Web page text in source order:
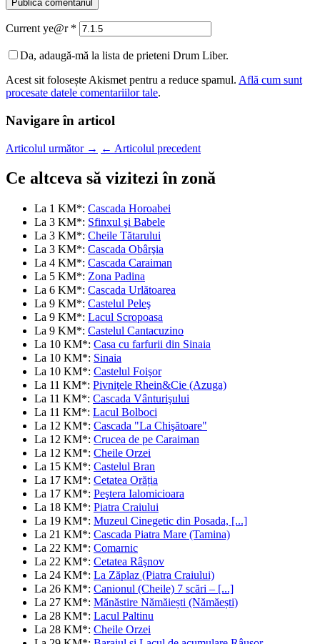
Current ye@r *
Da, adaugă-mă la lista de prieteni Drum Liber.
Acest sit folosește Akismet pentru a reduce spamul. Află cum sunt
procesate datele comentariilor tale.
Navigare în articol
Articolul următor → ← Articolul precedent
Ce altceva să vizitezi în zonă
La 1 KM*: Cascada Horoabei
La 3 KM*: Sfinxul şi Babele
La 3 KM*: Cheile Tătarului
La 3 KM*: Cascada Obârşia
La 4 KM*: Cascada Caraiman
La 5 KM*: Zona Padina
La 6 KM*: Cascada Urlătoarea
La 9 KM*: Castelul Peleş
La 9 KM*: Lacul Scropoasa
La 9 KM*: Castelul Cantacuzino
La 10 KM*: Casa cu farfurii din Sinaia
La 10 KM*: Sinaia
La 10 KM*: Castelul Foişor
La 11 KM*: Pivniţele Rhein&Cie (Azuga)
La 11 KM*: Cascada Vânturişului
La 11 KM*: Lacul Bolboci
La 12 KM*: Cascada "La Chişătoare"
La 12 KM*: Crucea de pe Caraiman
La 12 KM*: Cheile Orzei
La 15 KM*: Castelul Bran
La 17 KM*: Cetatea Orăția
La 17 KM*: Peştera Ialomicioara
La 18 KM*: Piatra Craiului
La 19 KM*: Muzeul Cinegetic din Posada, [...]
La 21 KM*: Cascada Piatra Mare (Tamina)
La 22 KM*: Comarnic
La 22 KM*: Cetatea Râşnov
La 24 KM*: La Zăplaz (Piatra Craiului)
La 26 KM*: Canionul (Cheile) 7 scări – [...]
La 27 KM*: Mănăstire Nămăiești (Nămăești)
La 28 KM*: Lacul Paltinu
La 28 KM*: Cheile Orzei